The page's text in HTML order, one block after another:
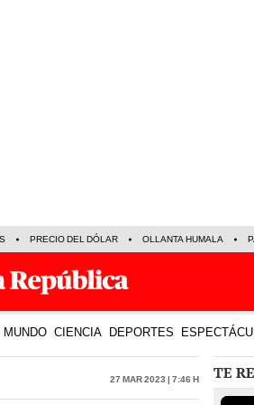
PRECIO DEL DÓLAR OLLANTA HUMALA
MUNDO CIENCIA DEPORTES
27 Mar 2023 | 7:46 h TE